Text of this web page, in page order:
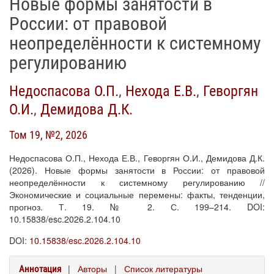
России: от правовой
неопределённости к системному
регулированию
Недоспасова О.П., Нехода Е.В., Геворгян
О.И., Демидова Д.К.
Том 19, №2, 2026
Недоспасова О.П., Нехода Е.В., Геворгян О.И., Демидова Д.К.
(2026). Новые формы занятости в России: от правовой
неопределённости к системному регулированию //
Экономические и социальные перемены: факты, тенденции,
прогноз. Т. 19. № 2. С. 199–214. DOI:
10.15838/esc.2026.2.104.10
DOI: 10.15838/esc.2026.2.104.10
Аннотация | Авторы | Список литературы